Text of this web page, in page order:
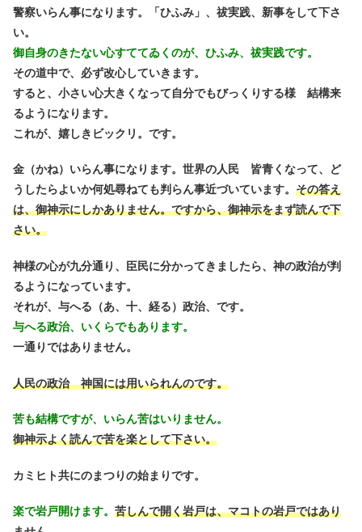
警察いらん事になります。「ひふみ」、祓実践、新事をして下さ
い。
御自身のきたない心すててゐくのが、ひふみ、祓実践です。
その道中で、必ず改心していきます。
すると、小さい心大きくなって自分でもびっくりする様 結構来
るようになります。
これが、嬉しきビックリ。です。
金（かね）いらん事になります。世界の人民 皆青くなって、ど
うしたらよいか何処尋ねても判らん事近づいています。 その答え
は、御神示にしかありません。ですから、御神示をまず読んで下
さい。
神様の心が九分通り、臣民に分かってきましたら、神の政治が判
るようになっています。
それが、与へる（あ、十、経る）政治、です。
与へる政治、いくらでもあります。
一通りではありません。
人民の政治 神国には用いられんのです。
苦も結構ですが、いらん苦はいりません。
御神示よく読んで苦を楽として下さい。
カミヒト共にのまつりの始まりです。
楽で岩戸開けます。 苦しんで開く岩戸は、マコトの岩戸ではあり